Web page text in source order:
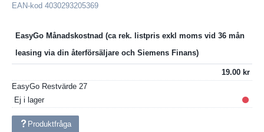
EAN-kod 4030293205369
EasyGo Månadskostnad
19.00
EasyGo Restvärde 27
Ej i lager
Produktfråga